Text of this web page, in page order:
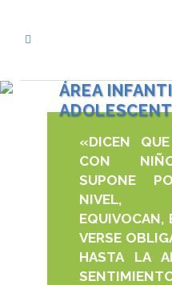
ÁREA
«DICEN
CON
SUPONE
NIVEL,
EQUIVOCAN,
VERSE
HASTA LA